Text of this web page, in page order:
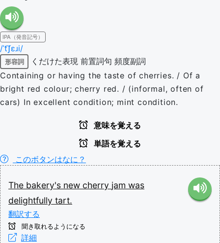
IPA（発音記号）
/ˈt͡ʃɛɹi/
形容詞 くだけた表現 前置詞句 頻度副詞
Containing or having the taste of cherries. / Of a
bright red colour; cherry red. / (informal, often of
cars) In excellent condition; mint condition.
意味を覚える
単語を覚える
このボタンはなに？
The bakery's new cherry jam was
delightfully tart.
翻訳する
聞き取れるようになる
詳細